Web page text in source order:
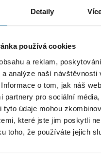
Detaily
používá cookies
a reklam,
analýze naší návštěvnosti
o tom, jak náš
partnery pro sociální
tyto údaje mohou
které jste jim poskytli
toho, že používáte jejich
nabízí speciální
z VAN TI vytěžíte
otázky: Často
se modelu